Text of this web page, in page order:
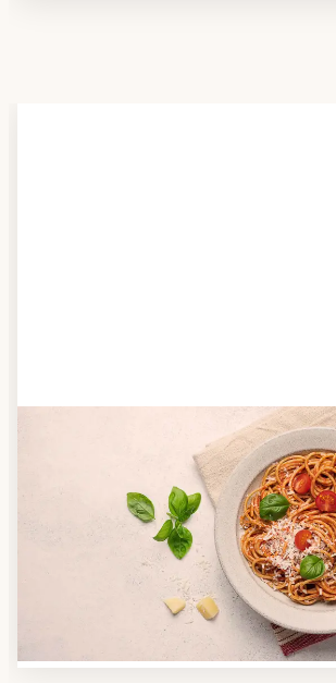
Anbieter finden
Nutzen Sie unsere große Mahlzeiten-
um herauszufinden, welche Anbieter
Region gibt und welcher am besten
Verschaffen Sie sich auch einen
Essen auf Rädern-Kosten.